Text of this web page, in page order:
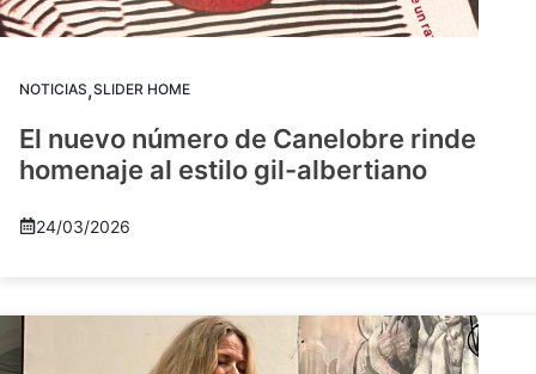
NOTICIAS,SLIDER HOME
El nuevo número de Canelobre rinde
homenaje al estilo gil-albertiano
24/03/2026